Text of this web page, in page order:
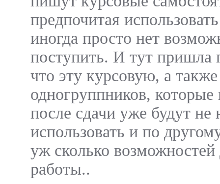
предпочитая
иногда просто нет
поступить. И тут пришла
что эту курсовую, а
одногруппников,
после сдачи уже будут
использовать и по
уж сколько
работы..